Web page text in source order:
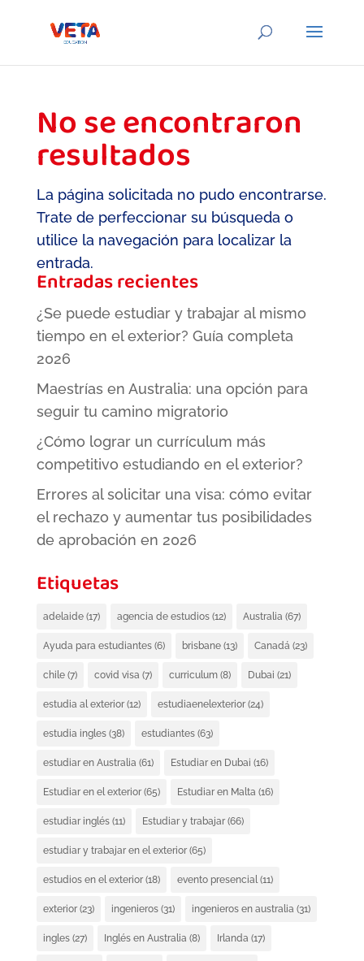
No se encontraron
resultados
La página solicitada no pudo encontrarse.
Trate de perfeccionar su búsqueda o
utilice la navegación para localizar la
entrada.
Entradas recientes
¿Se puede estudiar y trabajar al mismo
tiempo en el exterior? Guía completa
2026
Maestrías en Australia: una opción para
seguir tu camino migratorio
¿Cómo lograr un currículum más
competitivo estudiando en el exterior?
Errores al solicitar una visa: cómo evitar
el rechazo y aumentar tus posibilidades
de aprobación en 2026
Etiquetas
adelaide(17) agencia de estudios(12) Australia (67)
Ayuda para estudiantes(6) brisbane(13) Canadá (23)
chile(7) covid visa (7) curriculum(8) Dubai (21)
estudia al exterior(12) estudiaenelexterior(24)
estudia ingles(38) estudiantes(63)
estudiar en Australia (61) Estudiar en Dubai (16)
Estudiar en el exterior(65) Estudiar en Malta (16)
estudiar inglés(11) Estudiar y trabajar(66)
estudiar y trabajar en el exterior(65)
estudios en el exterior(18) evento presencial(11)
exterior(23) ingenieros(31) ingenieros en australia (31)
ingles(27) Inglés en Australia (8) Irlanda (17)